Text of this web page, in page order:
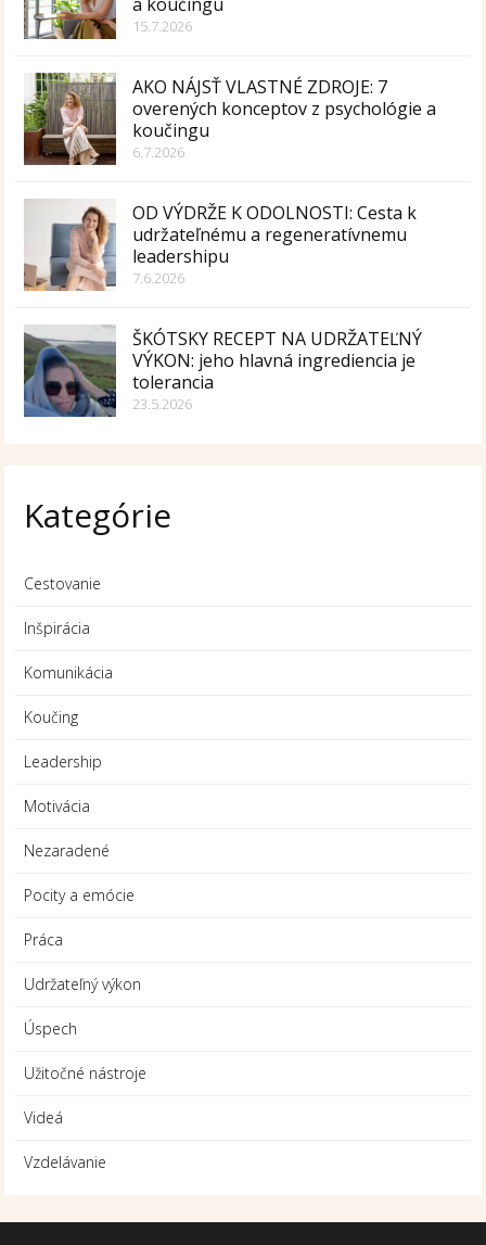
15.7.2026
AKO NÁJSŤ VLASTNÉ ZDROJE: 7
overených konceptov z psychológie a
koučingu
6.7.2026
OD VÝDRŽE K ODOLNOSTI: Cesta k
udržateľnému a regeneratívnemu
leadershipu
7.6.2026
ŠKÓTSKY RECEPT NA UDRŽATEĽNÝ
VÝKON: jeho hlavná ingrediencia je
tolerancia
23.5.2026
Kategórie
Cestovanie
Inšpirácia
Komunikácia
Koučing
Leadership
Motivácia
Nezaradené
Pocity a emócie
Práca
Udržateľný výkon
Úspech
Užitočné nástroje
Videá
Vzdelávanie